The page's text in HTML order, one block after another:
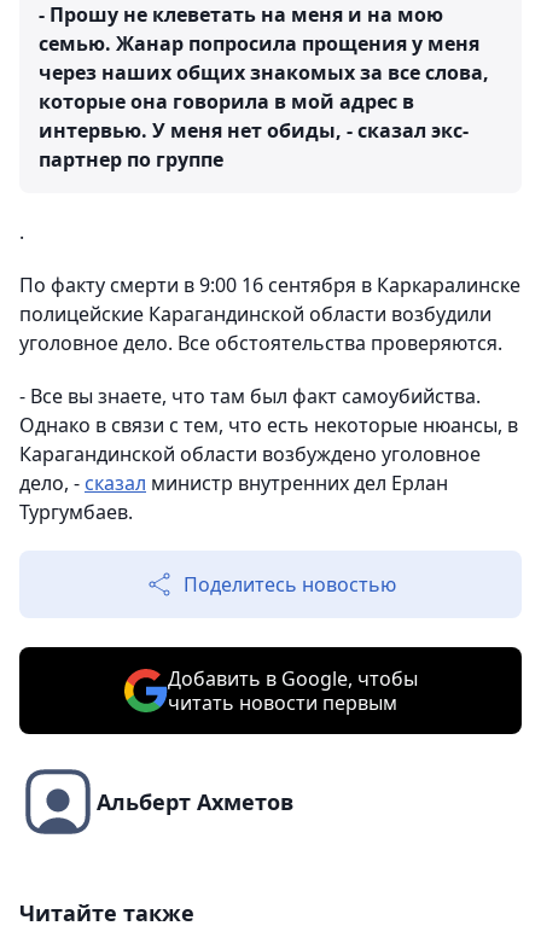
- Прошу не клеветать на меня и на мою
семью. Жанар попросила прощения у меня
через наших общих знакомых за все слова,
которые она говорила в мой адрес в
интервью. У меня нет обиды, - сказал экс-
партнер по группе
.
По факту смерти в 9:00 16 сентября в Каркаралинске
полицейские Карагандинской области возбудили
уголовное дело. Все обстоятельства проверяются.
- Все вы знаете, что там был факт самоубийства.
Однако в связи с тем, что есть некоторые нюансы, в
Карагандинской области возбуждено уголовное
дело, - сказал министр внутренних дел Ерлан
Тургумбаев.
Поделитесь новостью
Добавить в Google, чтобы
читать новости первым
Альберт Ахметов
Читайте также